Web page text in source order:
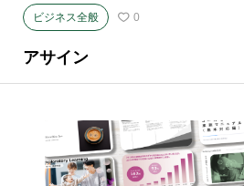
ビジネス全般 0
アサイン